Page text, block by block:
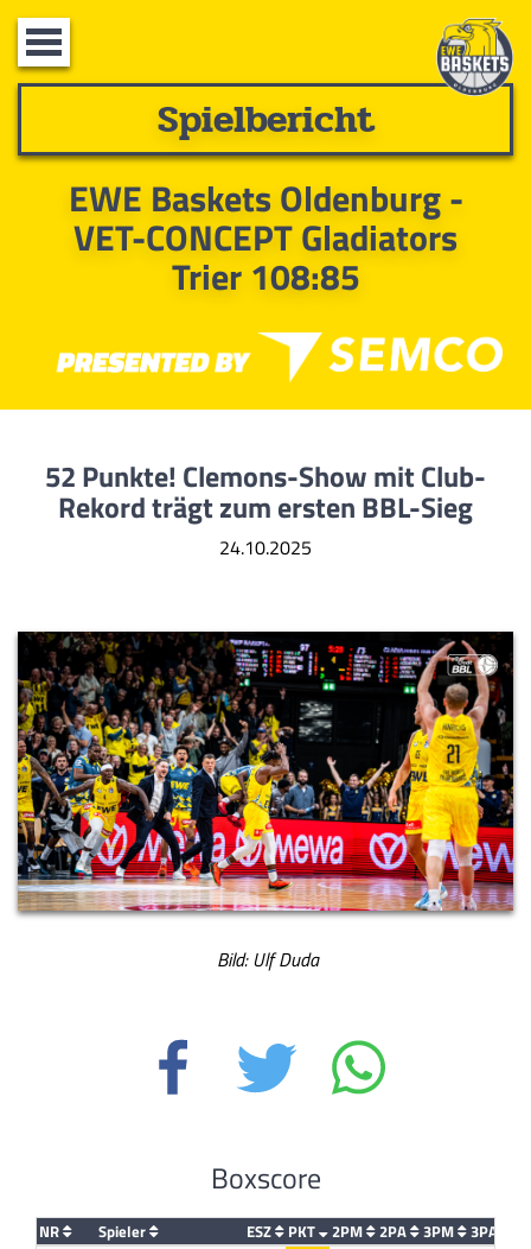
Toggle
navigation
Spielbericht
EWE Baskets Oldenburg -
VET-CONCEPT Gladiators
Trier 108:85
52 Punkte! Clemons-Show mit Club-
Rekord trägt zum ersten BBL-Sieg
24.10.2025
Bild: Ulf Duda
Boxscore
NR Spieler ESZ PKT 2PM 2PA 3PM 3PA